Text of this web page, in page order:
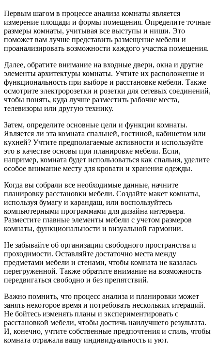
Первым шагом в процессе анализа комнаты является
измерение площади и формы помещения. Определите точные
размеры комнаты, учитывая все выступы и ниши. Это
поможет вам лучше представить размещение мебели и
проанализировать возможности каждого участка помещения.
Далее, обратите внимание на входные двери, окна и другие
элементы архитектуры комнаты. Учтите их расположение и
функциональность при выборе и расстановке мебели. Также
осмотрите электророзетки и розетки для сетевых соединений,
чтобы понять, куда лучше разместить рабочие места,
телевизоры или другую технику.
Затем, определите основные цели и функции комнаты.
Является ли эта комната спальней, гостиной, кабинетом или
кухней? Учтите предполагаемые активности и используйте
это в качестве основы при планировке мебели. Если,
например, комната будет использоваться как спальня, уделите
особое внимание месту для кровати и хранения одежды.
Когда вы собрали все необходимые данные, начните
планировку расстановки мебели. Создайте макет комнаты,
используя бумагу и карандаш, или воспользуйтесь
компьютерными программами для дизайна интерьера.
Разместите главные элементы мебели с учетом размеров
комнаты, функциональности и визуальной гармонии.
Не забывайте об организации свободного пространства и
проходимости. Оставляйте достаточно места между
предметами мебели и стенами, чтобы комната не казалась
перегруженной. Также обратите внимание на возможность
передвигаться свободно и без препятствий.
Важно помнить, что процесс анализа и планировки может
занять некоторое время и потребовать нескольких итераций.
Не бойтесь изменять планы и экспериментировать с
расстановкой мебели, чтобы достичь наилучшего результата.
И, конечно, учтите собственные предпочтения и стиль, чтобы
комната отражала вашу индивидуальность и уют.